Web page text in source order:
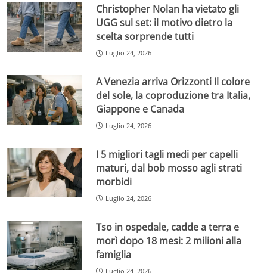
Christopher Nolan ha vietato gli
UGG sul set: il motivo dietro la
scelta sorprende tutti
Luglio 24, 2026
A Venezia arriva Orizzonti Il colore
del sole, la coproduzione tra Italia,
Giappone e Canada
Luglio 24, 2026
I 5 migliori tagli medi per capelli
maturi, dal bob mosso agli strati
morbidi
Luglio 24, 2026
Tso in ospedale, cadde a terra e
morì dopo 18 mesi: 2 milioni alla
famiglia
Luglio 24, 2026